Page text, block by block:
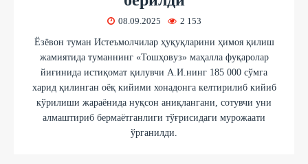
08.09.2025 2 153
Ёзёвон туман Истеъмолчилар ҳуқуқларини ҳимоя қилиш
жамиятида туманнинг «Тошҳовуз» маҳалла фуқаролар
йиғинида истиқомат қилувчи А.И.нинг 185 000 сўмга
харид қилинган оёқ кийими хонадонга келтирилиб кийиб
кўрилиши жараёнида нуқсон аниқлангани, сотувчи уни
алмаштириб бермаётганлиги тўғрисидаги мурожаати
ўрганилди.